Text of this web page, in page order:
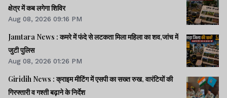
क्षेत्र में कब लगेगा शिविर
Aug 08, 2026 09:16 PM
Jamtara News : कमरे में फंदे से लटकता मिला महिला का शव,जांच में
जुटी पुलिस
Aug 08, 2026 01:26 PM
Giridih News : क्राइम मीटिंग में एसपी का सख्त रुख, वारंटियों की
गिरफ्तारी व गश्ती बढ़ाने के निर्देश